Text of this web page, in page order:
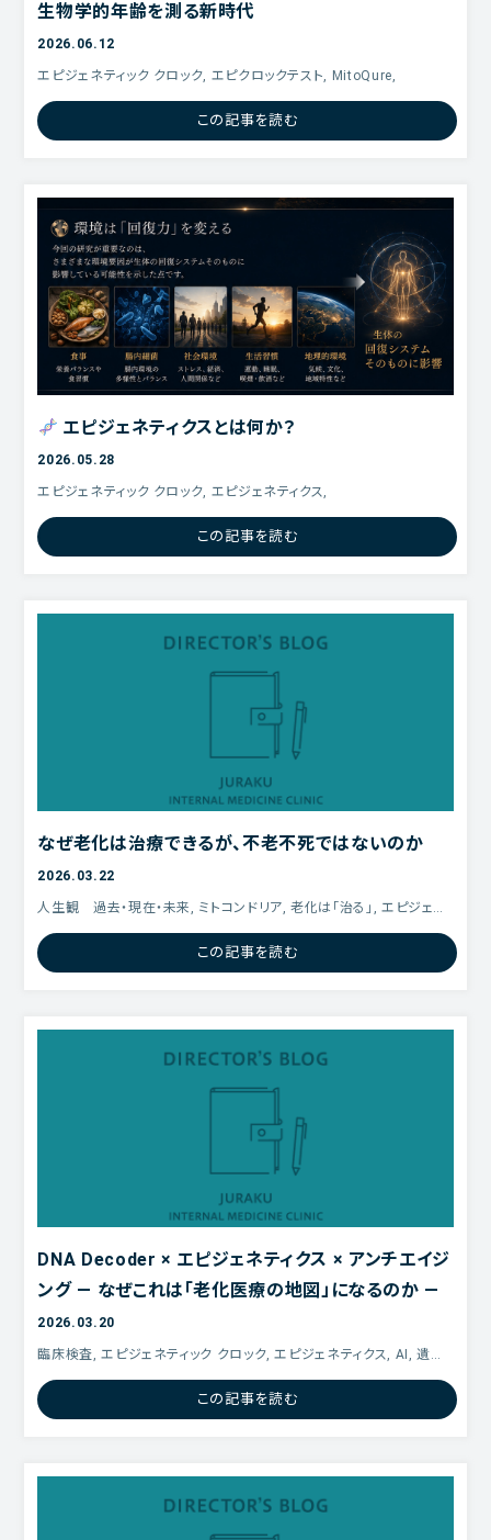
生物学的年齢を測る新時代
2026.06.12
エピジェネティック クロック, エピクロックテスト, MitoQure,
この記事を読む
エピジェネティクスとは何か？
2026.05.28
エピジェネティック クロック, エピジェネティクス,
この記事を読む
なぜ老化は治療できるが、不老不死ではないのか
2026.03.22
人生観 過去・現在・未来, ミトコンドリア, 老化は「治る」, エピジェネ
ティック クロック, Longevity,
この記事を読む
DNA Decoder × エピジェネティクス × アンチエイジ
ング ― なぜこれは「老化医療の地図」になるのか ―
2026.03.20
臨床検査, エピジェネティック クロック, エピジェネティクス, AI, 遺伝
子配列,
この記事を読む